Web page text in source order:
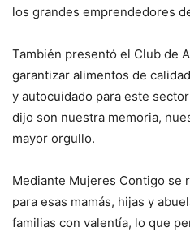
los grandes emprendedores
También presentó el Club de
garantizar alimentos de
y autocuidado para este
dijo son nuestra memoria,
mayor orgullo.
Mediante Mujeres Contigo se
para esas mamás, hijas y
familias con valentía, lo que